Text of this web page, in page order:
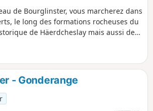
de Bourglinster, vous marcherez dans
le long des formations rocheuses du
de Häerdcheslay mais aussi de
au «Gatter», la forêt privée de 500ha
accessible au public depuis
relie la région du Mullerthal au
près de la capitale.
- Gonderange